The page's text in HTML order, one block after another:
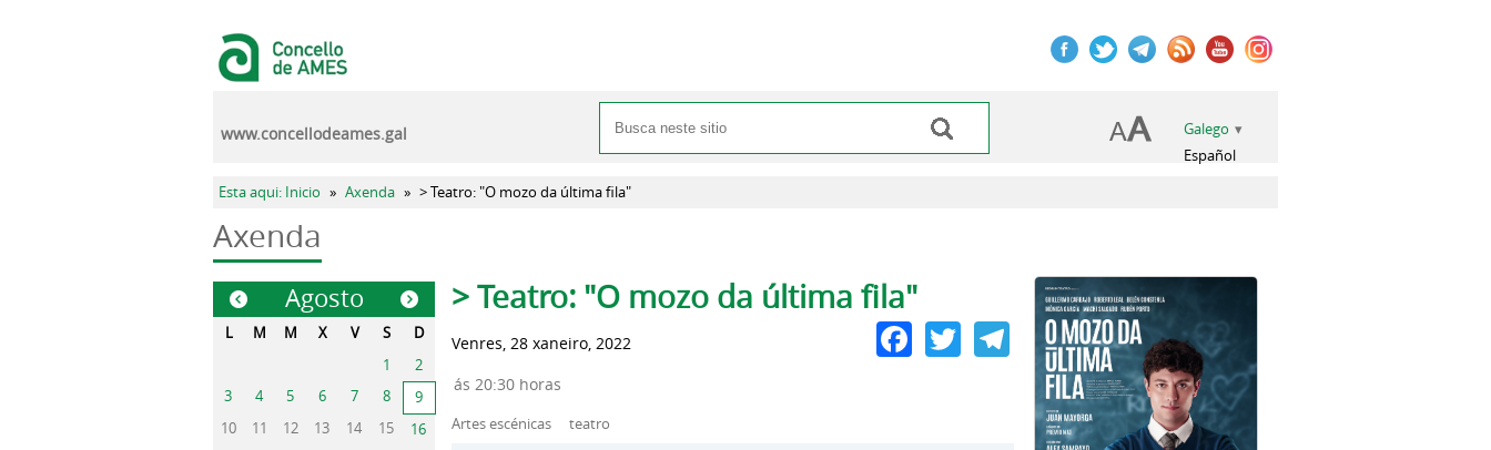
Formulario de busca
Buscar
Galego
Español
www.concellodeames.gal
Vostede está aquí
Esta aqui: Inicio » Axenda » > Teatro: "O mozo da última fila"
Axenda
Agosto
« »
L M M X V S
D
1
2
3
4 5 6 7 8
9
10
11 12 13 14 15
16
Pestanas principais
> Teatro: "O mozo da última fila"
Facebook
TwitterTelegram
Venres, 28 xaneiro, 2022
ás 20:30 horas
Artes escénicas teatro